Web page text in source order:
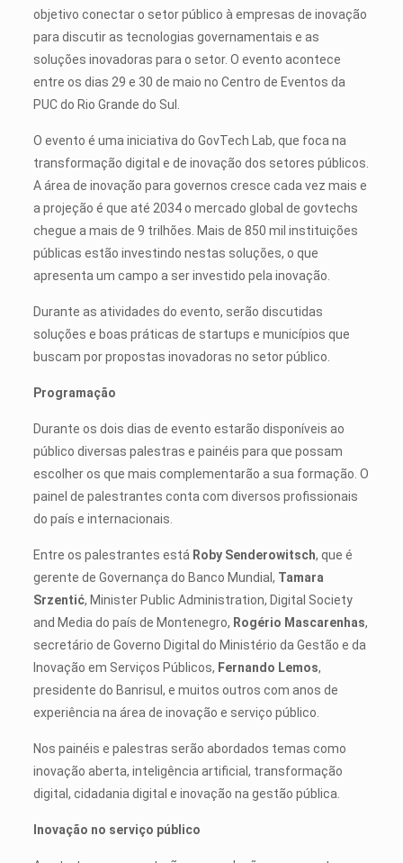
objetivo conectar o setor público à empresas de inovação
para discutir as tecnologias governamentais e as
soluções inovadoras para o setor. O evento acontece
entre os dias 29 e 30 de maio no Centro de Eventos da
PUC do Rio Grande do Sul.
O evento é uma iniciativa do GovTech Lab, que foca na
transformação digital e de inovação dos setores públicos.
A área de inovação para governos cresce cada vez mais e
a projeção é que até 2034 o mercado global de govtechs
chegue a mais de 9 trilhões. Mais de 850 mil instituições
públicas estão investindo nestas soluções, o que
apresenta um campo a ser investido pela inovação.
Durante as atividades do evento, serão discutidas
soluções e boas práticas de startups e municípios que
buscam por propostas inovadoras no setor público.
Programação
Durante os dois dias de evento estarão disponíveis ao
público diversas palestras e painéis para que possam
escolher os que mais complementarão a sua formação. O
painel de palestrantes conta com diversos profissionais
do país e internacionais.
Entre os palestrantes está Roby Senderowitsch, que é
gerente de Governança do Banco Mundial, Tamara
Srzentić, Minister Public Administration, Digital Society
and Media do país de Montenegro, Rogério Mascarenhas,
secretário de Governo Digital do Ministério da Gestão e da
Inovação em Serviços Públicos, Fernando Lemos,
presidente do Banrisul, e muitos outros com anos de
experiência na área de inovação e serviço público.
Nos painéis e palestras serão abordados temas como
inovação aberta, inteligência artificial, transformação
digital, cidadania digital e inovação na gestão pública.
Inovação no serviço público